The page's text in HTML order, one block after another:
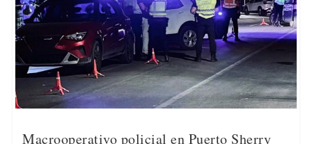
Macrooperativo policial en Puerto Sherry